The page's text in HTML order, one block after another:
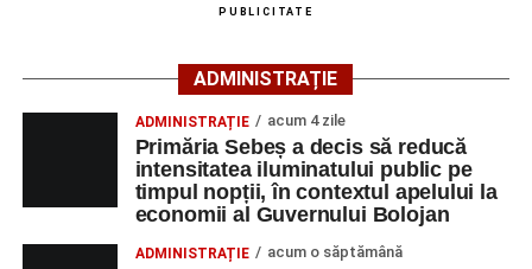
Motociclistul a fost testat cu aparatul etilotest, rezultatul
fiind negativ.
Polițiștii continuă cercetările pentru stabilirea tuturor
împrejurărilor în care s-a produs accidentul, în cadrul unui
dosar penal întocmit pentru săvârșirea infracțiunii de
vătămare corporală din culpă.
PUBLICITATE
ADMINISTRAȚIE
ADMINISTRAȚIE acum 4 zile
Primăria Sebeș a decis să reducă
intensitatea iluminatului public pe
timpul nopții, în contextul apelului la
economii al Guvernului Bolojan
ADMINISTRAȚIE acum o săptămână